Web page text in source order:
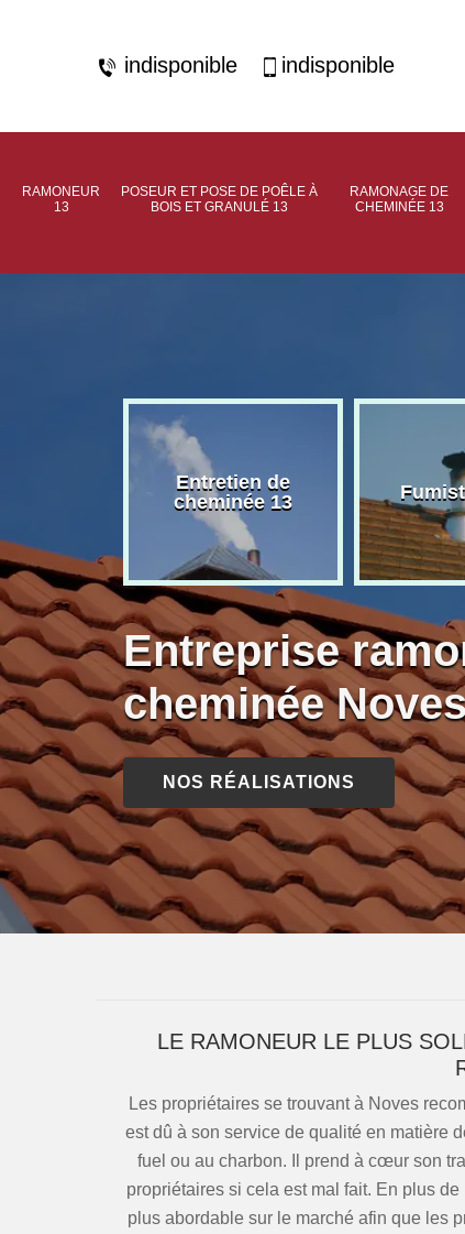
indisponible indisponible
RAMONEUR
13
POSEUR ET POSE DE POÊLE À
BOIS ET GRANULÉ 13
RAMONAGE DE
CHEMINÉE 13
Entretien de
cheminée 13
Entreprise
cheminée
NOS RÉALISATIONS
LE RAMONEUR LE PLUS
Les propriétaires se trouvant à Noves
est dû à son service de qualité en matière
fuel ou au charbon. Il prend à cœur son
propriétaires si cela est mal fait. En plus
plus abordable sur le marché afin que les